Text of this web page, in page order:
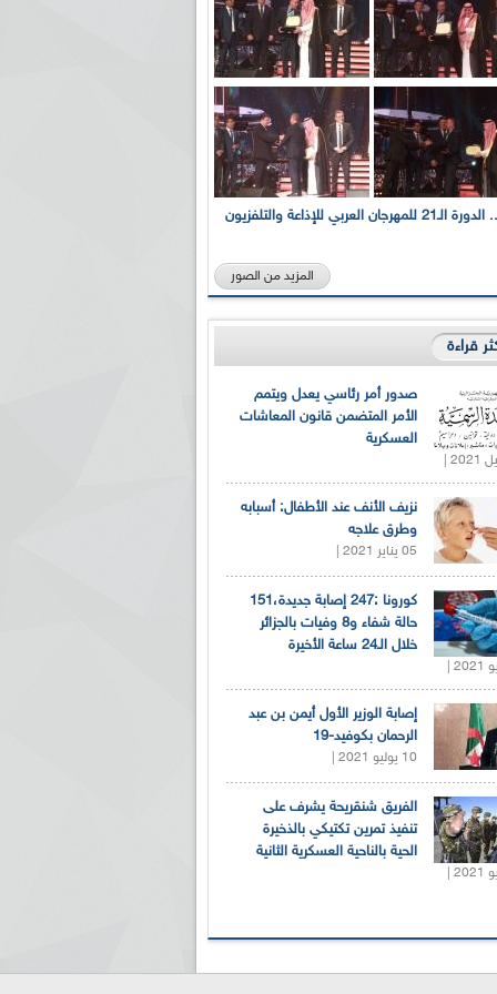
بالصور... الدورة الـ21 للمهرجان العربي للإذاعة والتلفزيون
المزيد من الصور
قراءة
صدور أمر رئاسي يعدل ويتمم
الأمر المتضمن قانون المعاشات
العسكرية
نزيف الأنف عند الأطفال: أسبابه
وطرق علاجه
05 يناير 2021 |
كورونا :247 إصابة جديدة،151
حالة شفاء و8 وفيات بالجزائر
خلال الـ24 ساعة الأخيرة
إصابة الوزير الأول أيمن بن عبد
الرحمان بكوفيد-19
10 يوليو 2021 |
الفريق شنقريحة يشرف على
تنفيذ تمرين تكتيكي بالذخيرة
الحية بالناحية العسكرية الثانية